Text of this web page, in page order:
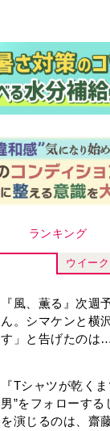
ランキング
ウイー
『風、薫る』次週
ん。シマケンと横
す」と告げたのは…
『Tシャツが乾く
男”をフォローす
を演じるのは、齋